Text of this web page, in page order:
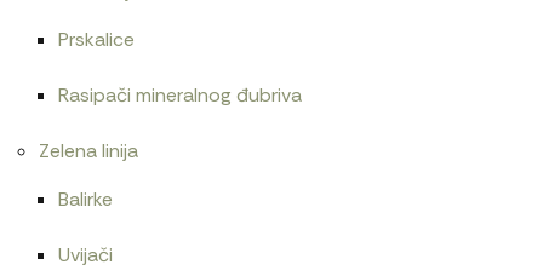
Prskalice
Rasipači mineralnog đubriva
Zelena linija
Balirke
Uvijači